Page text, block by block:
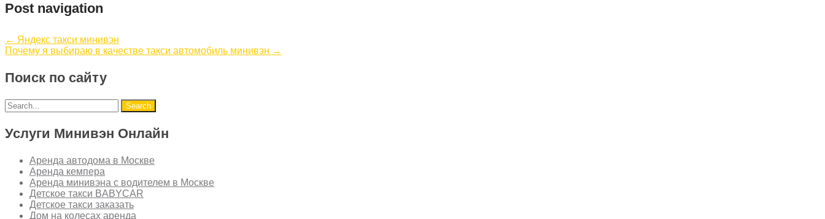
Post navigation
← Яндекс такси минивэн
Почему я выбираю в качестве такси автомобиль минивэн →
Поиск по сайту
Услуги Минивэн Онлайн
Аренда автодома в Москве
Аренда кемпера
Аренда минивэна с водителем в Москве
Детское такси BABYCAR
Детское такси заказать
Дом на колесах аренда